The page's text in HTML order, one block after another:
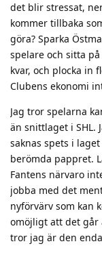
det blir stressat,
kommer tillbaka
göra? Sparka
spelare och sitta
kvar, och plocka in
Clubens ekonomi
Jag tror spelarna
än snittlaget i SHL.
saknas spets i
berömda pappret.
Fantens närvaro
jobba med det
nyförvärv som kan
omöjligt att det går
tror jag är den